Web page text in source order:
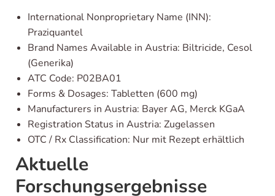
International Nonproprietary Name (INN):
Praziquantel
Brand Names Available in Austria: Biltricide, Cesol
(Generika)
ATC Code: P02BA01
Forms & Dosages: Tabletten (600 mg)
Manufacturers in Austria: Bayer AG, Merck KGaA
Registration Status in Austria: Zugelassen
OTC / Rx Classification: Nur mit Rezept erhältlich
Aktuelle
Forschungsergebnisse